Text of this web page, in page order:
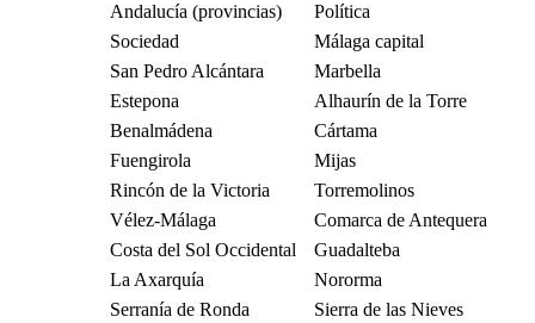
Andalucía (provincias)
Política
Sociedad
Málaga capital
San Pedro Alcántara
Marbella
Estepona
Alhaurín de la Torre
Benalmádena
Cártama
Fuengirola
Mijas
Rincón de la Victoria
Torremolinos
Vélez-Málaga
Comarca de Antequera
Costa del Sol Occidental
Guadalteba
La Axarquía
Nororma
Serranía de Ronda
Sierra de las Nieves